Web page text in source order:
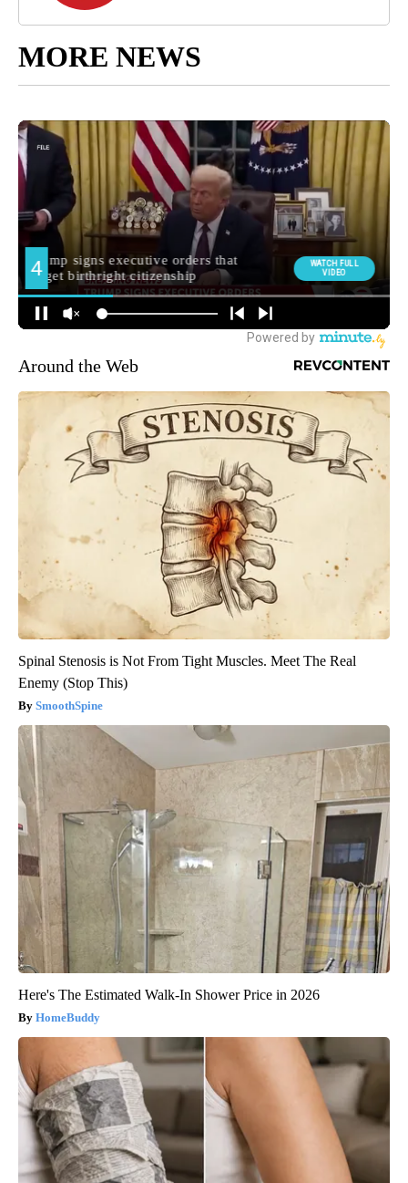
MORE NEWS
Around the Web
Spinal Stenosis is Not From Tight Muscles. Meet The Real
Enemy (Stop This)
SmoothSpine
Here's The Estimated Walk-In Shower Price in 2026
HomeBuddy